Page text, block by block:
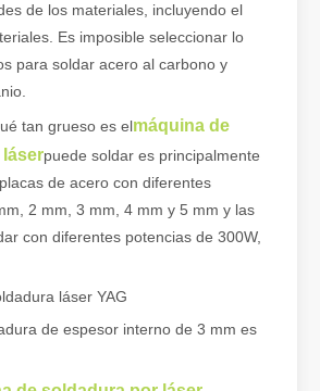
El corte por láser de láminas de metal es un método de corte muy utilizado.
láminas de metal es un método de corte
de los materiales, incluyendo el
Es imposible seleccionar lo
para soldar acero al carbono y
tan grueso es elmáquina de
puede soldar es principalmente
de acero con diferentes
2 mm, 3 mm, 4 mm y 5 mm y las
con diferentes potencias de 300W,
láser YAG
de espesor interno de 3 mm es